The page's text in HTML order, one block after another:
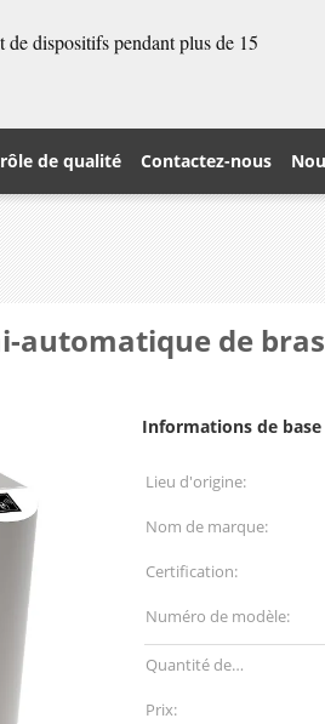
dispositifs pendant plus de 15
de qualité Contactez-nous
automatique de
Informations de base
Lieu d'origine:
Nom de marque:
Certification:
Numéro de modèle:
Quantité de
commande min:
Prix: